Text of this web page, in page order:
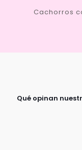
Cachorros
Qué opinan